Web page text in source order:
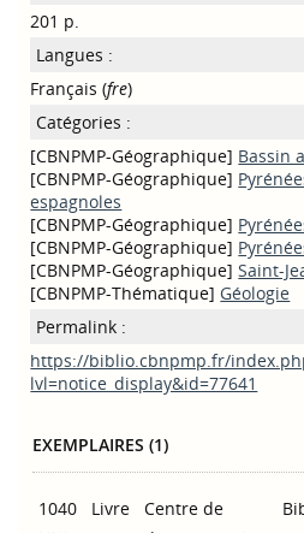
201 p.
Langues :
Français (fre)
Catégories :
[CBNPMP-Géographique] Bassin
[CBNPMP-Géographique]
espagnoles
[CBNPMP-Géographique]
[CBNPMP-Géographique]
[CBNPMP-Géographique]Saint-
[CBNPMP-Thématique]Géologie
Permalink :
https://biblio.cbnpmp.fr/
lvl=notice_display&id=77641
EXEMPLAIRES (1)
1040
Livre
Centre de